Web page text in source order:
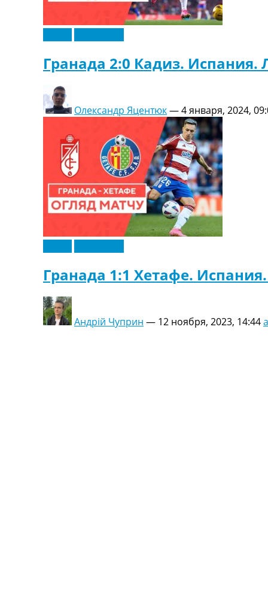
Гранада 2:0 Кадиз. Испания.
Олександр Яцентюк—4 января, 2024,
Гранада 1:1 Хетафе.
Андрій Чуприн — 12 ноября, 2023, 14:44